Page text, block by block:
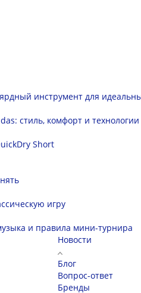
инструмент для
стиль, комфорт и технологии
Short
игру
и правила мини-турнира
Новости
Блог
Вопрос-ответ
Бренды